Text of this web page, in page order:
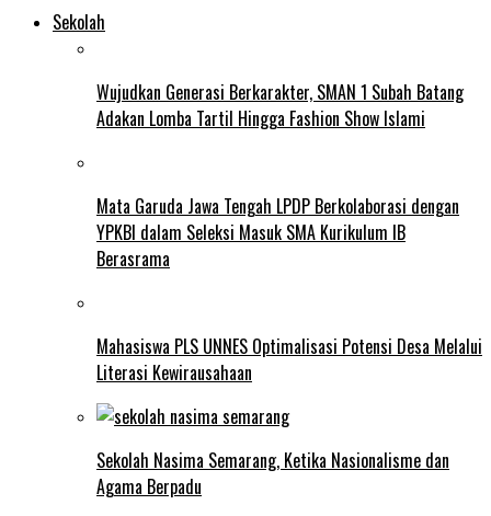
Sekolah
Wujudkan Generasi Berkarakter, SMAN 1 Subah Batang
Adakan Lomba Tartil Hingga Fashion Show Islami
Mata Garuda Jawa Tengah LPDP Berkolaborasi dengan
YPKBI dalam Seleksi Masuk SMA Kurikulum IB
Berasrama
Mahasiswa PLS UNNES Optimalisasi Potensi Desa Melalui
Literasi Kewirausahaan
Sekolah Nasima Semarang, Ketika Nasionalisme dan
Agama Berpadu